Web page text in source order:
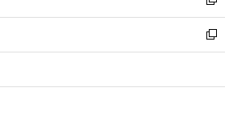
ウ
で
開
ン
ド
ウ
開
ウ
ィ
ン
ウ
新
し
い
ウ
ン
新
し
ウ